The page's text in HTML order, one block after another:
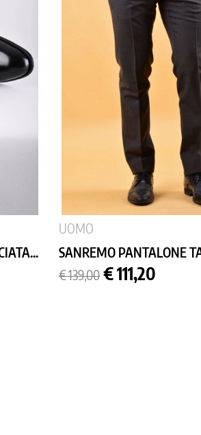
UOMO
SANREMO PANTALONE
Prezzo
base
€ 139,00 Prezzo
€ 111,20